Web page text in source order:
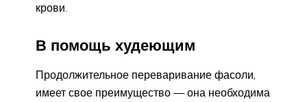
крови.
В помощь худеющим
Продолжительное переваривание фасоли,
имеет свое преимущество — она необходима